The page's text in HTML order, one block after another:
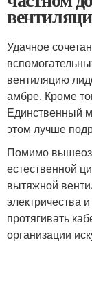
Удачное
вентиляцию
амбре. Кроме
Единственный
этом лучше
Помимо
естественной
вытяжной
электричества
протягивать
организации